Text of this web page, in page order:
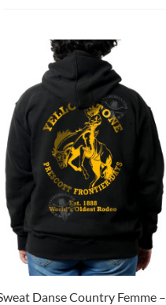
Danse Country Femme –...